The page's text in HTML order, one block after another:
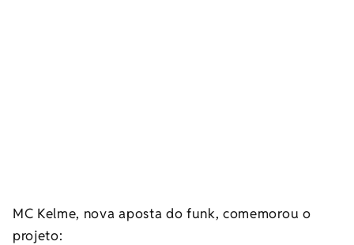
MC Kelme, nova aposta do funk, comemorou o
projeto: